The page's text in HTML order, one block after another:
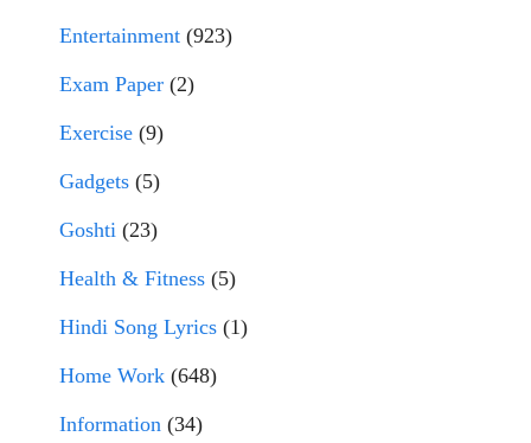
Entertainment (923)
Exam Paper (2)
Exercise (9)
Gadgets (5)
Goshti (23)
Health & Fitness (5)
Hindi Song Lyrics (1)
Home Work (648)
Information (34)